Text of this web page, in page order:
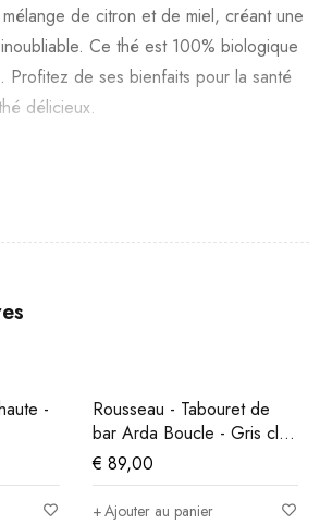
mélange de citron et de miel, créant une
Ce thé est 100% biologique
Profitez de ses bienfaits pour la santé
délicieux.
-
Rousseau - Tabouret de
bar Arda Boucle - Gris clair
- 86x49x46 cm
€ 89,00
Ajouter au panier